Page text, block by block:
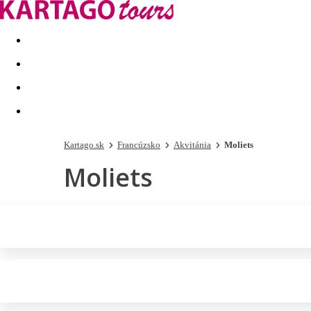
Last minute Dovolenkové kluby
Kartago.sk Francúzsko Akvitánia Moliets
Moliets